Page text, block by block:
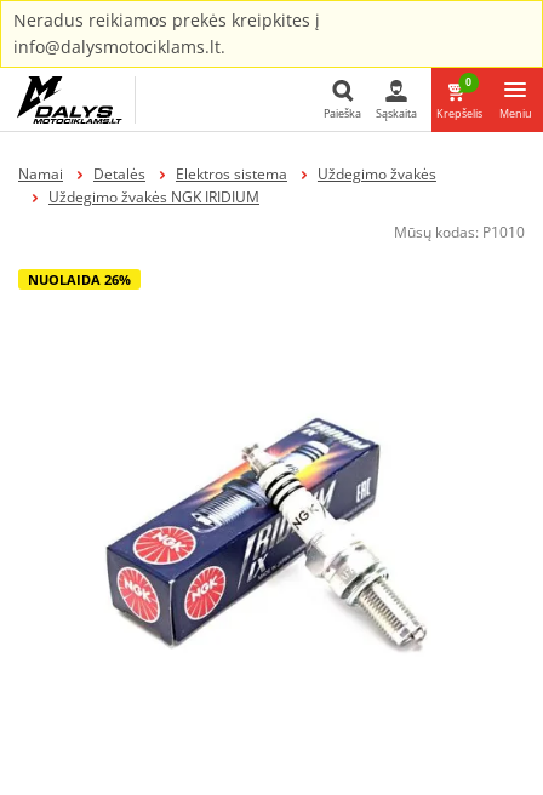
Neradus reikiamos prekės kreipkites į
info@dalysmotociklams.lt.
Paieška Sąskaita
0
Krepšelis Meniu
Namai Detalės Elektros sistema
Uždegimo žvakės
Uždegimo žvakės NGK IRIDIUM
Mūsų kodas: P1010
NUOLAIDA 26%